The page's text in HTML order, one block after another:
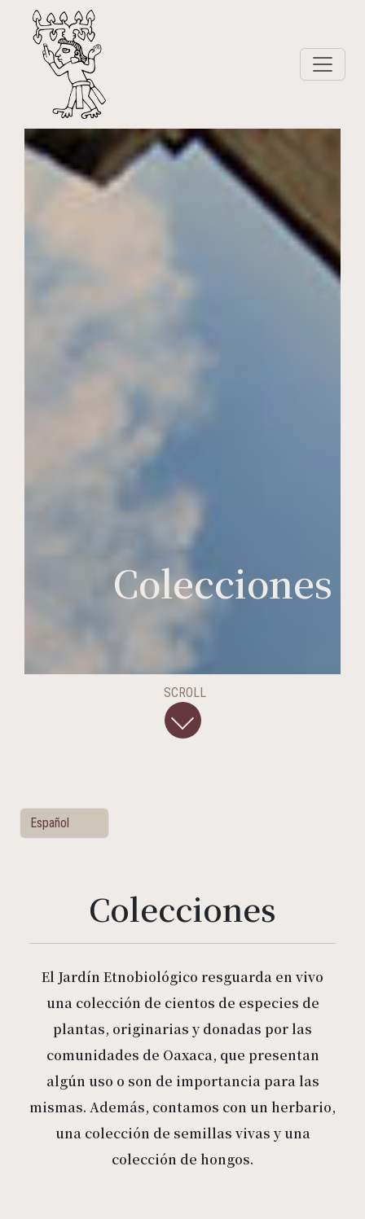
Colecciones
SCROLL
Colecciones
El Jardín Etnobiológico resguarda en vivo
una colección de cientos de especies de
plantas, originarias y donadas por las
comunidades de Oaxaca, que presentan
algún uso o son de importancia para las
mismas. Además, contamos con un herbario,
una colección de semillas vivas y una
colección de hongos.